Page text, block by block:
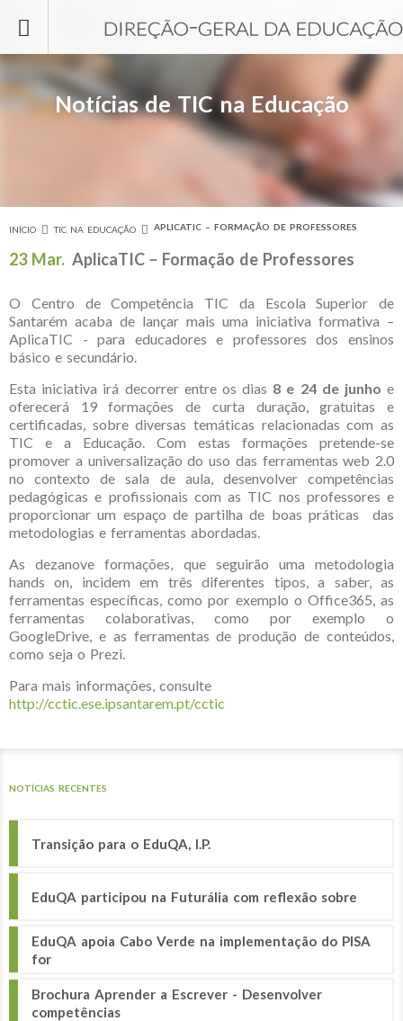
Notícias de TIC na Educação
Está aqui
INÍCIO TIC NA EDUCAÇÃO APLICATIC – FORMAÇÃO DE PROFESSORES
23 Mar. AplicaTIC – Formação de Professores
O Centro de Competência TIC da Escola Superior de
Santarém acaba de lançar mais uma iniciativa formativa –
AplicaTIC - para educadores e professores dos ensinos
básico e secundário.
Esta iniciativa irá decorrer entre os dias 8 e 24 de junho e
oferecerá 19 formações de curta duração, gratuitas e
certificadas, sobre diversas temáticas relacionadas com as
TIC e a Educação. Com estas formações pretende-se
promover a universalização do uso das ferramentas web 2.0
no contexto de sala de aula, desenvolver competências
pedagógicas e profissionais com as TIC nos professores e
proporcionar um espaço de partilha de boas práticas das
metodologias e ferramentas abordadas.
As dezanove formações, que seguirão uma metodologia
hands on, incidem em três diferentes tipos, a saber, as
ferramentas específicas, como por exemplo o Office365, as
ferramentas colaborativas, como por exemplo o
GoogleDrive, e as ferramentas de produção de conteúdos,
como seja o Prezi.
Para mais informações, consulte
http://cctic.ese.ipsantarem.pt/cctic
NOTÍCIAS RECENTES
Transição para o EduQA, I.P.
EduQA participou na Futurália com reflexão sobre
EduQA apoia Cabo Verde na implementação do PISA
for
Brochura Aprender a Escrever - Desenvolver
competências